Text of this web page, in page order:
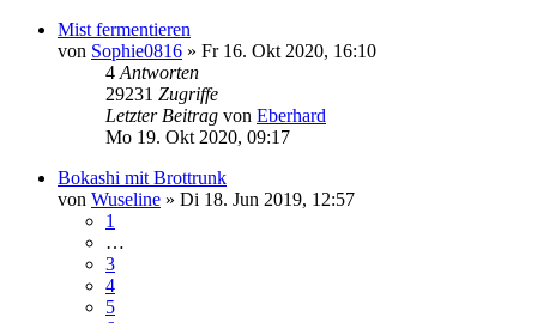
Mist fermentieren
von Sophie0816 » Fr 16. Okt 2020, 16:10
4 Antworten
29231 Zugriffe
Letzter Beitrag von Eberhard
Mo 19. Okt 2020, 09:17
Bokashi mit Brottrunk
von Wuseline » Di 18. Jun 2019, 12:57
1
…
3
4
5